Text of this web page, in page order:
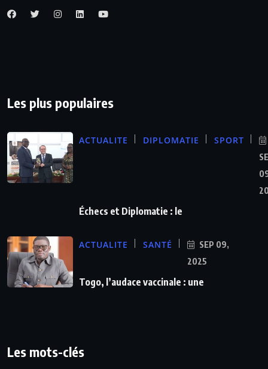
Les plus populaires
ACTUALITE DIPLOMATIE SPORT
Échecs et Diplomatie : le
ACTUALITE SANTÉ
SEP 09,
2025
Togo, l’audace vaccinale : une
Les mots-clés